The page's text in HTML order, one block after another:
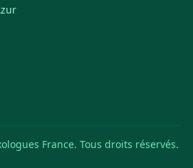
France. Tous droits réservés.